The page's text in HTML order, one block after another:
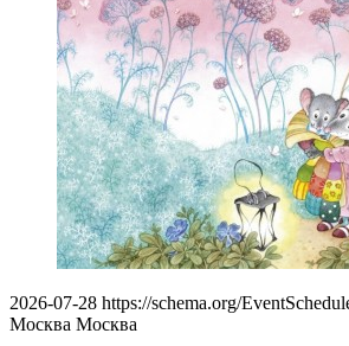
2026-07-28 https://schema.org/
Москва Москва